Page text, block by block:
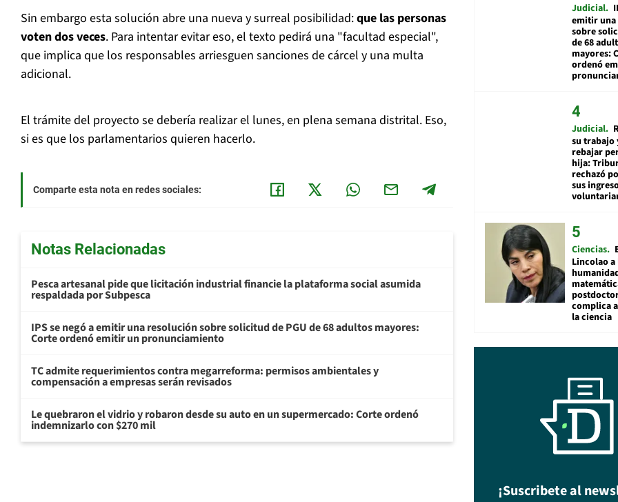
Sin embargo esta solución abre una nueva y surreal posibilidad:que las personas
voten dos veces. Para intentar evitar eso, el texto pedirá una "facultad especial",
que implica que los responsables arriesguen sanciones de cárcel y una multa
adicional.
El trámite del proyecto se debería realizar el lunes, en plena semana distrital. Eso,
si es que los parlamentarios quieren hacerlo.
Comparte esta nota en redes sociales:
Notas Relacionadas
Pesca artesanal pide que licitación industrial financie la plataforma social asumida
respaldada por Subpesca
IPS se negó a emitir una resolución sobre solicitud de PGU de 68 adultos mayores:
Corte ordenó emitir un pronunciamiento
TC admite requerimientos contra megarreforma: permisos ambientales y
compensación a empresas serán revisados
Le quebraron el vidrio y robaron desde su auto en un supermercado: Corte ordenó
indemnizarlo con $270 mil
Judicial
emitir
sobre
de 68
mayores:
ordenó
Judicial
su trabajo
rebajar
hija:
rechazó
sus
Ciencias
Lincolao a
complica
la ciencia
¡Suscribete al